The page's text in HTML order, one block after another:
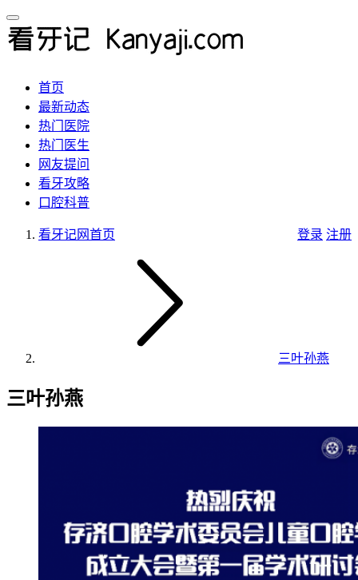
首页
最新动态
热门医院
热门医生
网友提问
看牙攻略
口腔科普
登录 注册
看牙记网首页
三叶孙燕
三叶孙燕